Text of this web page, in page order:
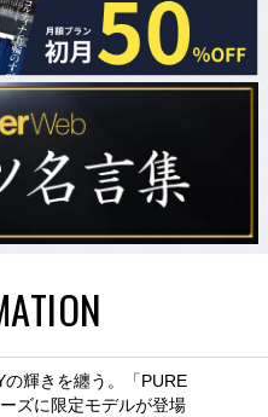
の輝きを纏う。「PURE
ズに限定モデルが登場